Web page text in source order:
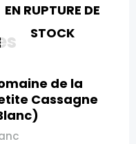
EN RUPTURE DE
STOCK
de la
Cassagne